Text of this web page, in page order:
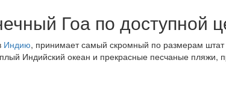
Гоа по доступной
Индию, принимает самый скромный по размерам
Индийский океан и прекрасные песчаные пляжи,